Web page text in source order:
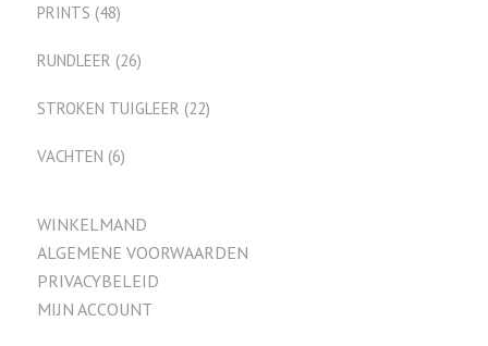
PRINTS (48)
RUNDLEER (26)
STROKEN TUIGLEER (22)
VACHTEN (6)
WINKELMAND
ALGEMENE VOORWAARDEN
PRIVACYBELEID
MIJN ACCOUNT